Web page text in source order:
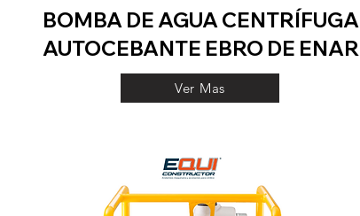
BOMBA DE AGUA CENTRÍFUGA
AUTOCEBANTE EBRO DE ENAR
Ver Mas